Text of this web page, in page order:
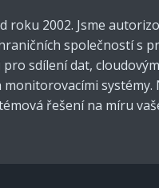
roku 2002. Jsme
společností s
sdílení dat,
systémy.
řešení na míru